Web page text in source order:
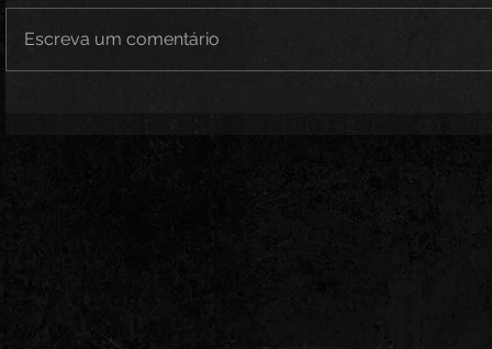
Escreva um comentário